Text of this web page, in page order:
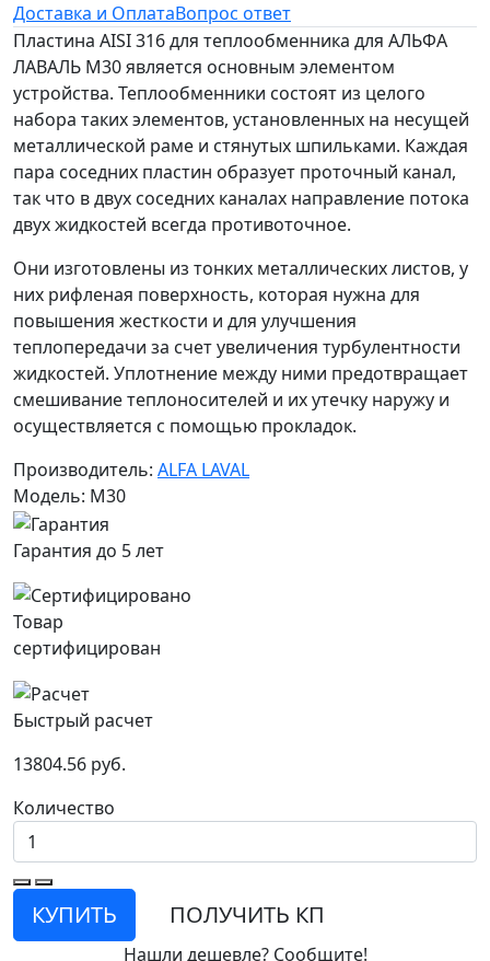
Доставка и ОплатаВопрос ответ
Пластина AISI 316 для теплообменника для АЛЬФА
ЛАВАЛЬ M30 является основным элементом
устройства. Теплообменники состоят из целого
набора таких элементов, установленных на несущей
металлической раме и стянутых шпильками. Каждая
пара соседних пластин образует проточный канал,
так что в двух соседних каналах направление потока
двух жидкостей всегда противоточное.
Они изготовлены из тонких металлических листов, у
них рифленая поверхность, которая нужна для
повышения жесткости и для улучшения
теплопередачи за счет увеличения турбулентности
жидкостей. Уплотнение между ними предотвращает
смешивание теплоносителей и их утечку наружу и
осуществляется с помощью прокладок.
Производитель: ALFA LAVAL
Модель: M30
Гарантия до 5 лет
Товар
сертифицирован
Быстрый расчет
13804.56 руб.
Количество
КУПИТЬ ПОЛУЧИТЬ КП
Нашли дешевле? Сообщите!